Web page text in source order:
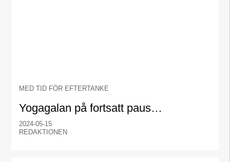
MED TID FÖR EFTERTANKE
Yogagalan på fortsatt paus…
2024-05-15
REDAKTIONEN